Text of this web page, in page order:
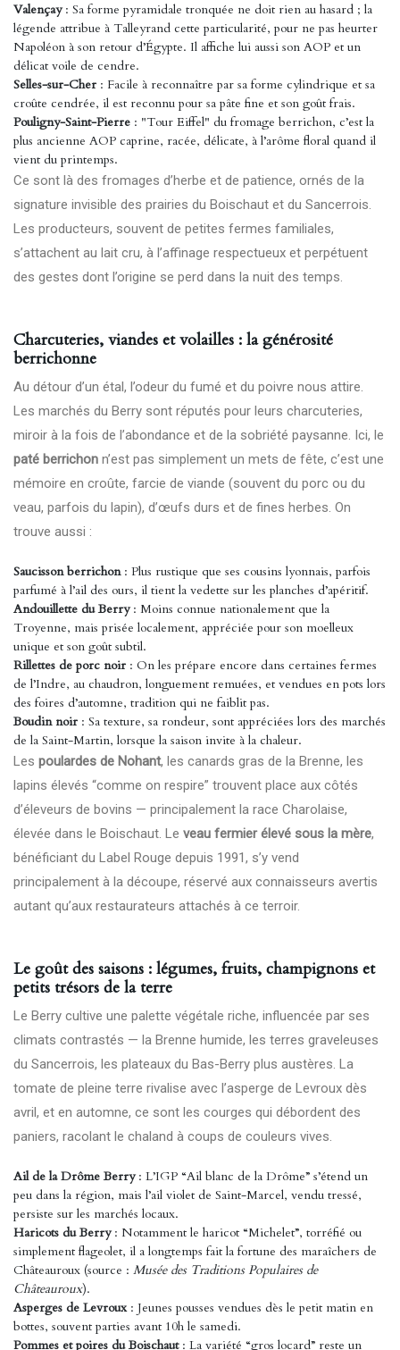
Valençay: Sa forme pyramidale tronquée ne doit rien au hasard ; la
légende attribue à Talleyrand cette particularité, pour ne pas heurter
Napoléon à son retour d’Égypte. Il affiche lui aussi son AOP et un
délicat voile de cendre.
Selles-sur-Cher : Facile à reconnaître par sa forme cylindrique et sa
croûte cendrée, il est reconnu pour sa pâte fine et son goût frais.
Pouligny-Saint-Pierre : "Tour Eiffel" du fromage berrichon, c’est la
plus ancienne AOP caprine, racée, délicate, à l’arôme floral quand il
vient du printemps.
Ce sont là des fromages d’herbe et de patience, ornés de la
signature invisible des prairies du Boischaut et du Sancerrois.
Les producteurs, souvent de petites fermes familiales,
s’attachent au lait cru, à l’affinage respectueux et perpétuent
des gestes dont l’origine se perd dans la nuit des temps.
Charcuteries, viandes et volailles : la générosité
berrichonne
Au détour d’un étal, l’odeur du fumé et du poivre nous attire.
Les marchés du Berry sont réputés pour leurs charcuteries,
miroir à la fois de l’abondance et de la sobriété paysanne. Ici, le
paté berrichon n’est pas simplement un mets de fête, c’est une
mémoire en croûte, farcie de viande (souvent du porc ou du
veau, parfois du lapin), d’œufs durs et de fines herbes. On
trouve aussi :
Saucisson berrichon: Plus rustique que ses cousins lyonnais, parfois
parfumé à l’ail des ours, il tient la vedette sur les planches d’apéritif.
Andouillette du Berry: Moins connue nationalement que la
Troyenne, mais prisée localement, appréciée pour son moelleux
unique et son goût subtil.
Rillettes de porc noir : On les prépare encore dans certaines fermes
de l’Indre, au chaudron, longuement remuées, et vendues en pots lors
des foires d’automne, tradition qui ne faiblit pas.
Boudin noir : Sa texture, sa rondeur, sont appréciées lors des marchés
de la Saint-Martin, lorsque la saison invite à la chaleur.
Les poulardes de Nohant, les canards gras de la Brenne, les
lapins élevés “comme on respire” trouvent place aux côtés
d’éleveurs de bovins — principalement la race Charolaise,
élevée dans le Boischaut. Le veau fermier élevé sous la mère,
bénéficiant du Label Rouge depuis 1991, s’y vend
principalement à la découpe, réservé aux connaisseurs avertis
autant qu’aux restaurateurs attachés à ce terroir.
Le goût des saisons : légumes, fruits, champignons et
petits trésors de la terre
Le Berry cultive une palette végétale riche, influencée par ses
climats contrastés — la Brenne humide, les terres graveleuses
du Sancerrois, les plateaux du Bas-Berry plus austères. La
tomate de pleine terre rivalise avec l’asperge de Levroux dès
avril, et en automne, ce sont les courges qui débordent des
paniers, racolant le chaland à coups de couleurs vives.
Ail de la Drôme Berry: L’IGP “Ail blanc de la Drôme” s’étend un
peu dans la région, mais l’ail violet de Saint-Marcel, vendu tressé,
persiste sur les marchés locaux.
Haricots du Berry: Notamment le haricot “Michelet”, torréfié ou
simplement flageolet, il a longtemps fait la fortune des maraîchers de
Châteauroux (source : Musée des Traditions Populaires de
Châteauroux).
Asperges de Levroux: Jeunes pousses vendues dès le petit matin en
bottes, souvent parties avant 10h le samedi.
Pommes et poires du Boischaut: La variété “gros locard” reste un